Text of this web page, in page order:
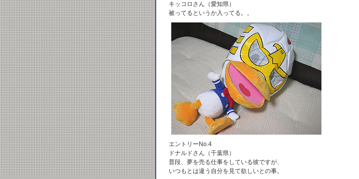
キッコロさん（愛知県）
被ってるというか入ってる。。
エントリーNo.4
ドナルドさん（千葉県）
普段、夢を売る仕事をしている彼ですが、
いつもとは違う自分を見て欲しいとの事。